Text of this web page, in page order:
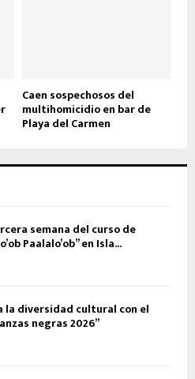
Caen sospechosos del
multihomicidio en bar de
Playa del Carmen
semana del curso de
Paalalo’ob” en Isla...
la diversidad cultural con el
negras 2026”